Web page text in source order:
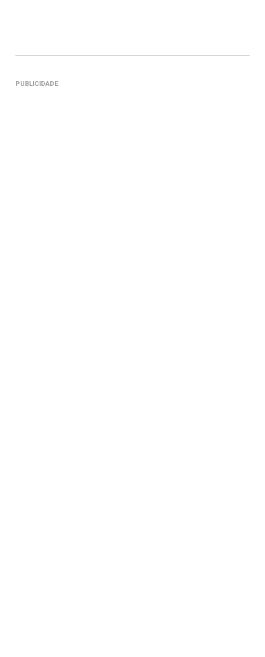
PUBLICIDADE